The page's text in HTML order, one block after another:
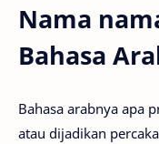
Nama
Bahasa
Bahasa arabnya apa
atau dijadikan